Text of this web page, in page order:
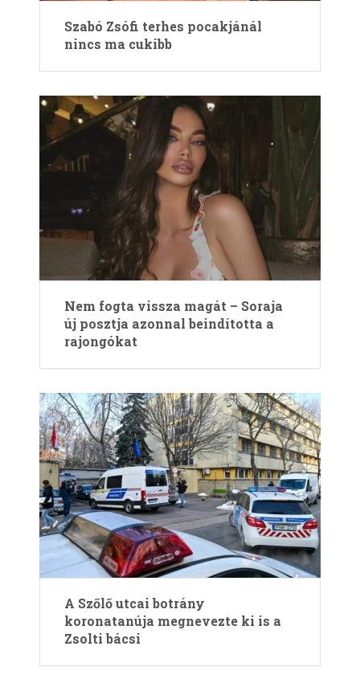
Szabó Zsófi terhes pocakjánál
nincs ma cukibb
Nem fogta vissza magát – Soraja
új posztja azonnal beindította a
rajongókat
A Szőlő utcai botrány
koronatanúja megnevezte ki is a
Zsolti bácsi